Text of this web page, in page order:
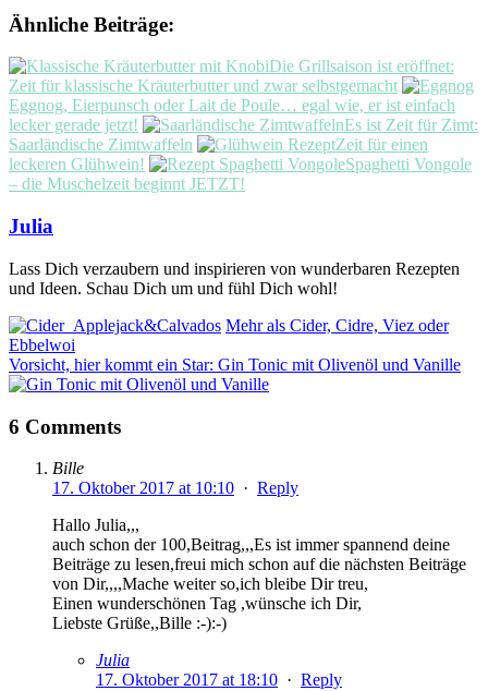
Ähnliche Beiträge:
Die Grillsaison ist eröffnet:
Zeit für klassische Kräuterbutter und zwar selbstgemacht
Eggnog, Eierpunsch oder Lait de Poule… egal wie, er ist einfach
lecker gerade jetzt!
Es ist Zeit für Zimt:
Saarländische Zimtwaffeln
Zeit für einen
leckeren Glühwein!
Spaghetti Vongole
– die Muschelzeit beginnt JETZT!
Julia
Lass Dich verzaubern und inspirieren von wunderbaren Rezepten
und Ideen. Schau Dich um und fühl Dich wohl!
Mehr als Cider, Cidre, Viez oder
Ebbelwoi
Vorsicht, hier kommt ein Star: Gin Tonic mit Olivenöl und Vanille
6 Comments
Bille
17. Oktober 2017 at 10:10 · Reply
Hallo Julia,,,
auch schon der 100,Beitrag,,,Es ist immer spannend deine
Beiträge zu lesen,freui mich schon auf die nächsten Beiträge
von Dir,,,,Mache weiter so,ich bleibe Dir treu,
Einen wunderschönen Tag ,wünsche ich Dir,
Liebste Grüße,,Bille :-):-)
Julia
17. Oktober 2017 at 18:10 · Reply